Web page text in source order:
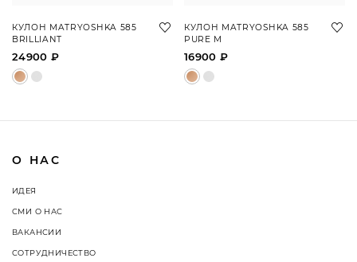
КУЛОН MATRYOSHKA 585
BRILLIANT
24900 ₽
КУЛОН MATRYOSHKA 585
PURE M
16900 ₽
О НАС
ИДЕЯ
СМИ О НАС
ВАКАНСИИ
СОТРУДНИЧЕСТВО